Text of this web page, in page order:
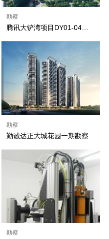
勘察
腾讯大铲湾项目DY01-04地块、DY01-05地块、市政道路和市政设施详细勘察工程
勘察
勤诚达正大城花园一期勘察
勘察